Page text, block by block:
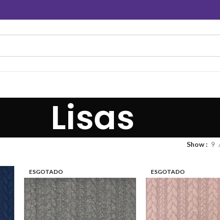
Lisas
Show 9
ESGOTADO ESGOTADO